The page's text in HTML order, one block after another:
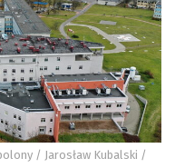
/ Jarosław Kubalski /